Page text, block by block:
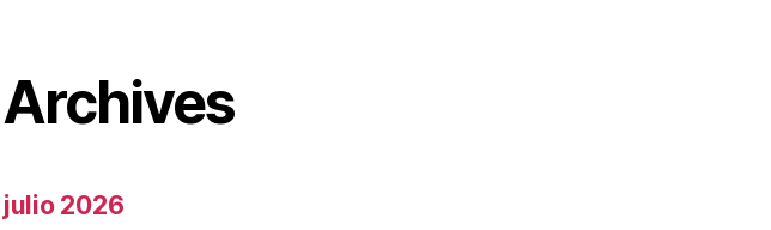
Archives
julio 2026